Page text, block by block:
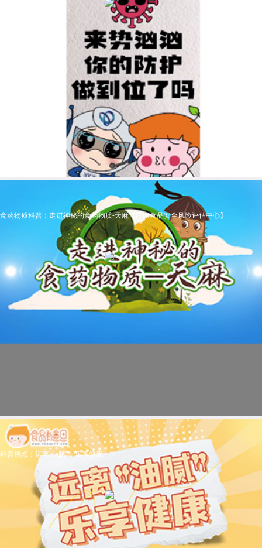
食药物质科普：走进神秘的食药物质-天麻【国家食品安全风险评估中心】
科普视频：远离“油腻”，乐享健康